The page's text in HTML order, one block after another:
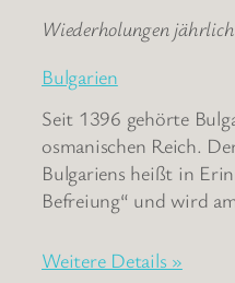
Wiederholungen
Bulgarien
Seit 1396 gehörte
osmanischen Reich.
Bulgariens heißt in
Befreiung“ und wird
Weitere Details »